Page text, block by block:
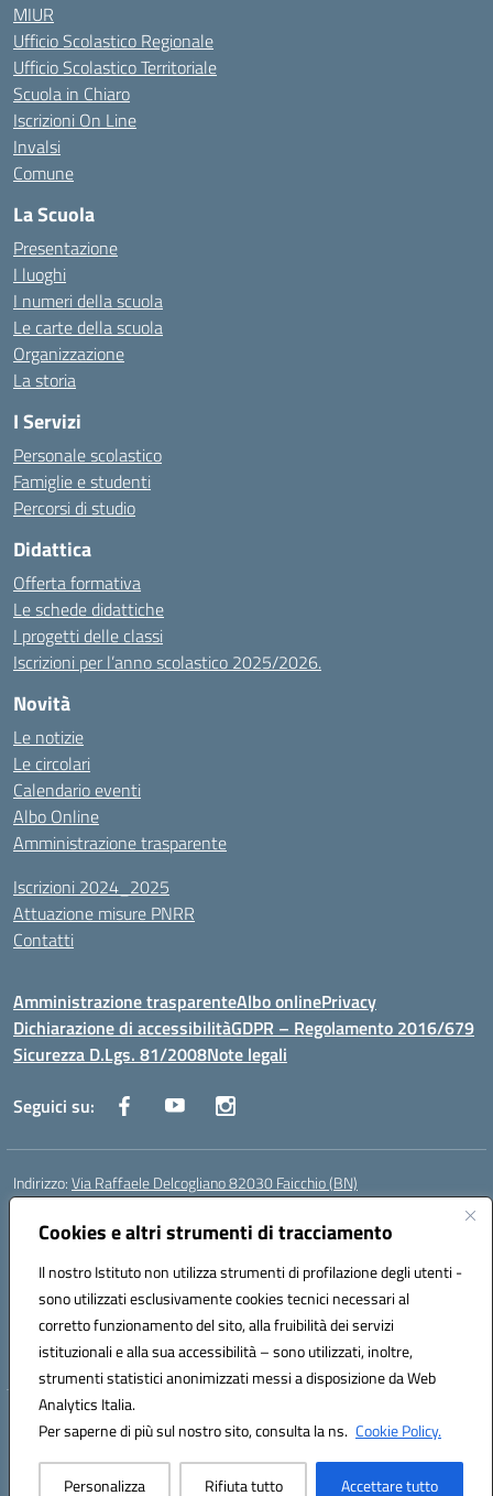
Cookies e altri strumenti di tracciamento
Il nostro Istituto non utilizza strumenti di profilazione degli utenti -
sono utilizzati esclusivamente cookies tecnici necessari al
corretto funzionamento del sito, alla fruibilità dei servizi
istituzionali e alla sua accessibilità – sono utilizzati, inoltre,
strumenti statistici anonimizzati messi a disposizione da Web
Analytics Italia.
Per saperne di più sul nostro sito, consulta la ns. Cookie Policy.
Personalizza Rifiuta tutto Accettare tutto
MIUR
Ufficio Scolastico Regionale
Ufficio Scolastico Territoriale
Scuola in Chiaro
Iscrizioni On Line
Invalsi
Comune
La Scuola
Presentazione
I luoghi
I numeri della scuola
Le carte della scuola
Organizzazione
La storia
I Servizi
Personale scolastico
Famiglie e studenti
Percorsi di studio
Didattica
Offerta formativa
Le schede didattiche
I progetti delle classi
Iscrizioni per l’anno scolastico 2025/2026.
Novità
Le notizie
Le circolari
Calendario eventi
Albo Online
Amministrazione trasparente
Iscrizioni 2024_2025
Attuazione misure PNRR
Contatti
Amministrazione trasparenteAlbo onlinePrivacy
Dichiarazione di accessibilitàGDPR – Regolamento 2016/679
Sicurezza D.Lgs. 81/2008Note legali
Seguici su:
Indirizzo:Via Raffaele Delcogliano 82030 Faicchio (BN)
Centralino:
Posta elettronica certificata (PEC):bnis02300v@pec.istruzione.it
Codice fiscale: 90003320620
Codice meccanografico:BNIS02300V
Codice Indice delle Pubbliche Amministrazioni (IPA): istsc_bnis02300v
Codice unico di fatturazione (CUF): UFQEG8
Hosting & Powered by 3D Solution S.r.l.
Concept & Design by Designers Italia